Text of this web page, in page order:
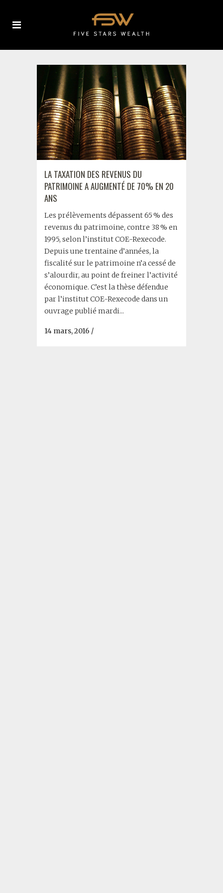
LA TAXATION DES REVENUS DU
PATRIMOINE A AUGMENTÉ DE 70% EN 20
ANS
Les prélèvements dépassent 65 % des
revenus du patrimoine, contre 38 % en
1995, selon l’institut COE-Rexecode.
Depuis une trentaine d’années, la
fiscalité sur le patrimoine n’a cessé de
s’alourdir, au point de freiner l’activité
économique. C’est la thèse défendue
par l’institut COE-Rexecode dans un
ouvrage publié mardi...
14 mars, 2016 /